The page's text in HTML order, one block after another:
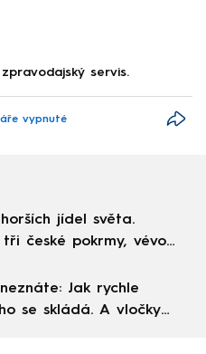
servis.
vypnuté
jídel světa.
české pokrmy, vévodí
Jak rychle
se skládá. A vločky